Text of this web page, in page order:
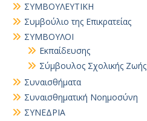
ΣΥΜΒΟΥΛΕΥΤΙΚΗ
Συμβούλιο της Επικρατείας
ΣΥΜΒΟΥΛΟΙ
Εκπαίδευσης
Σύμβουλος Σχολικής Ζωής
Συναισθήματα
Συναισθηματική Νοημοσύνη
ΣΥΝΕΔΡΙΑ